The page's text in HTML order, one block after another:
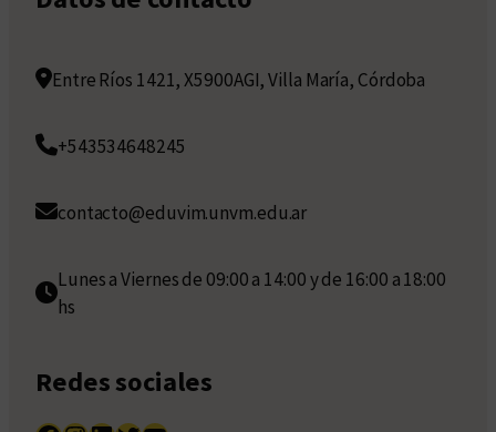
Entre Ríos 1421, X5900AGI, Villa María, Córdoba
+543534648245
contacto@eduvim.unvm.edu.ar
Lunes a Viernes de 09:00 a 14:00 y de 16:00 a 18:00
hs
Redes sociales